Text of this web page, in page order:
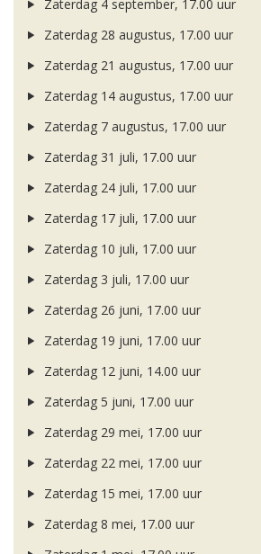
Zaterdag 4 september, 17.00 uur
Zaterdag 28 augustus, 17.00 uur
Zaterdag 21 augustus, 17.00 uur
Zaterdag 14 augustus, 17.00 uur
Zaterdag 7 augustus, 17.00 uur
Zaterdag 31 juli, 17.00 uur
Zaterdag 24 juli, 17.00 uur
Zaterdag 17 juli, 17.00 uur
Zaterdag 10 juli, 17.00 uur
Zaterdag 3 juli, 17.00 uur
Zaterdag 26 juni, 17.00 uur
Zaterdag 19 juni, 17.00 uur
Zaterdag 12 juni, 14.00 uur
Zaterdag 5 juni, 17.00 uur
Zaterdag 29 mei, 17.00 uur
Zaterdag 22 mei, 17.00 uur
Zaterdag 15 mei, 17.00 uur
Zaterdag 8 mei, 17.00 uur